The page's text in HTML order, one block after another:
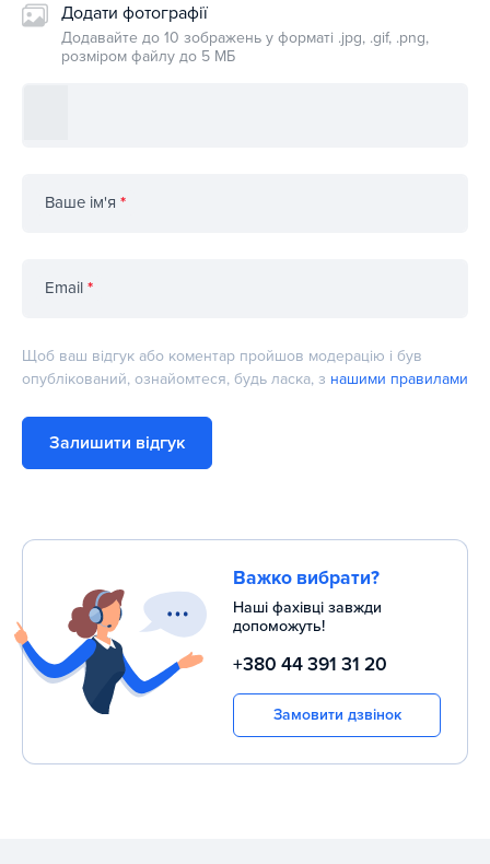
Додати фотографії
Додавайте до 10 зображень у форматі .jpg, .gif, .png,
розміром файлу до 5 МБ
Ваше ім'я *
Email *
Щоб ваш відгук або коментар пройшов модерацію і був
опублікований, ознайомтеся, будь ласка, з нашими правилами
Залишити відгук
Важко вибрати?
Наші фахівці завжди
допоможуть!
+380 44 391 31 20
Замовити дзвінок